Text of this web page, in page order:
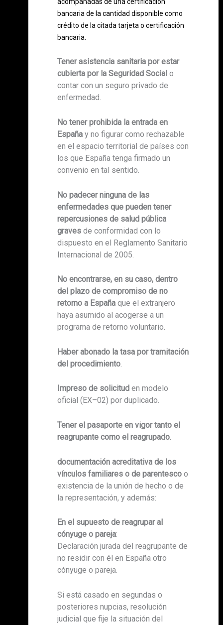
bancaria de la cantidad disponible como
crédito de la citada tarjeta o certificación
bancaria.
Tener asistencia sanitaria por estar
cubierta por la Seguridad Social o
contar con un seguro privado de
enfermedad.
No tener prohibida la entrada en
Españay no figurar como rechazable
en el espacio territorial de países con
los que España tenga firmado un
convenio en tal sentido.
No padecer ninguna de las
enfermedades que pueden tener
repercusiones de salud pública
gravesde conformidad con lo
dispuesto en el Reglamento Sanitario
Internacional de 2005.
No encontrarse, en su caso, dentro
del plazo de compromiso de no
retorno a Españaque el extranjero
haya asumido al acogerse a un
programa de retorno voluntario.
Haber abonado la tasa por tramitación
del procedimiento.
Impreso de solicituden modelo
oficial (EX–02) por duplicado.
Tener el pasaporte en vigor tanto el
reagrupante como el reagrupado.
documentación acreditativa de los
vínculos familiares o de parentescoo
existencia de la unión de hecho o de
la representación, y además:
En el supuesto de reagrupar al
cónyuge o pareja:
Declaración jurada del reagrupante de
no residir con él en España otro
cónyuge o pareja.
Si está casado en segundas o
posteriores nupcias, resolución
judicial que fije la situación del